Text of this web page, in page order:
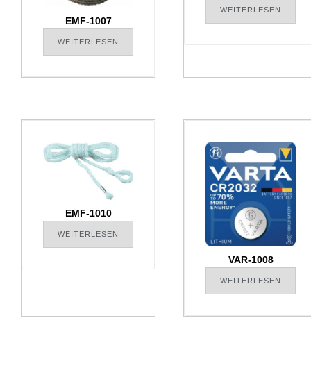
EMF-1007
WEITERLESEN
WEITERLESEN
EMF-1010
WEITERLESEN
VAR-1008
WEITERLESEN